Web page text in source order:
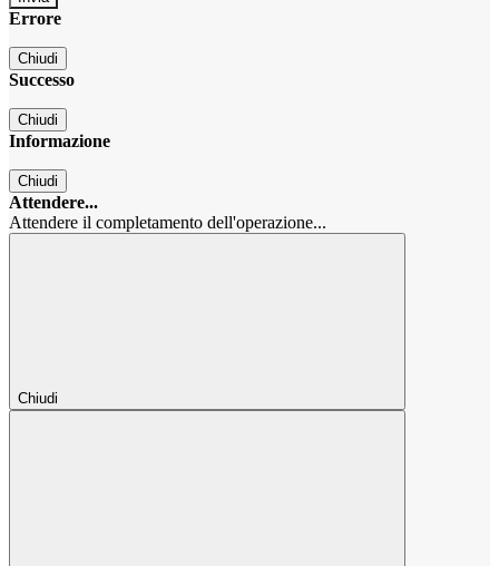
Errore
Chiudi
Successo
Chiudi
Informazione
Chiudi
Attendere...
Attendere il completamento dell'operazione...
Chiudi